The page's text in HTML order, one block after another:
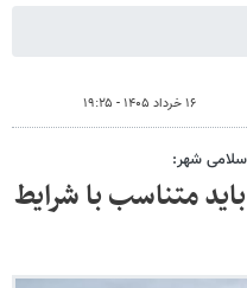
۱۶ خرداد ۱۴۰۵ - ۱۹:۲۵
شهر:
متناسب با شرایط